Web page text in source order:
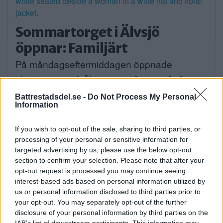
Battrestadsdel.se - Do Not Process My Personal
Information
If you wish to opt-out of the sale, sharing to third parties, or
processing of your personal or sensitive information for
targeted advertising by us, please use the below opt-out
section to confirm your selection. Please note that after your
opt-out request is processed you may continue seeing
interest-based ads based on personal information utilized by
us or personal information disclosed to third parties prior to
your opt-out. You may separately opt-out of the further
disclosure of your personal information by third parties on the
Sommartorget i Älvsjö
öppnar: Familjärt
På måndagseftermiddagen öppnade
aktiviteterna på Älvsjö torg. Artisten […]
Publicerad 16:23, 3 augusti 2026
Flydde i kajak – greps
På söndagsmorgonen följde polisen en man
på Långsjön […]
Publicerad 13:35, 2 augusti 2026
Annons: